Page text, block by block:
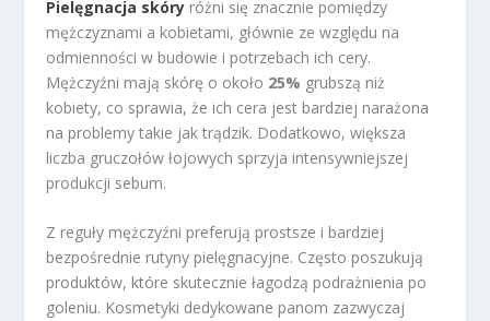
Pielęgnacja skóry różni się znacznie pomiędzy
mężczyznami a kobietami, głównie ze względu na
odmienności w budowie i potrzebach ich cery.
Mężczyźni mają skórę o około 25% grubszą niż
kobiety, co sprawia, że ich cera jest bardziej narażona
na problemy takie jak trądzik. Dodatkowo, większa
liczba gruczołów łojowych sprzyja intensywniejszej
produkcji sebum.
Z reguły mężczyźni preferują prostsze i bardziej
bezpośrednie rutyny pielęgnacyjne. Często poszukują
produktów, które skutecznie łagodzą podrażnienia po
goleniu. Kosmetyki dedykowane panom zazwyczaj